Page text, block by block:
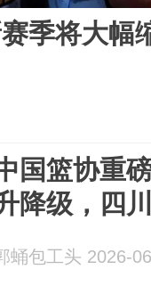
季将大幅
国篮协重
降级，四
蛹包工头 2026-